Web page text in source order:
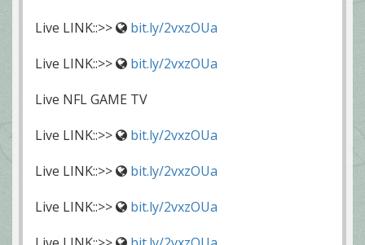
Live LINK::>>
bit.ly/2vxzOUa
Live LINK::>>
bit.ly/2vxzOUa
Live NFL GAME TV
Live LINK::>>
bit.ly/2vxzOUa
Live LINK::>>
bit.ly/2vxzOUa
Live LINK::>>
bit.ly/2vxzOUa